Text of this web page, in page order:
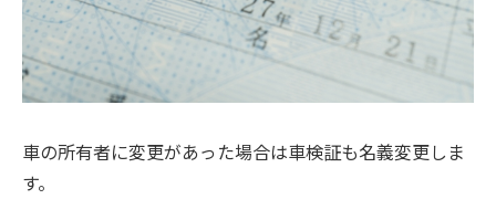
車の所有者に変更があった場合は車検証も名義変更しま
す。